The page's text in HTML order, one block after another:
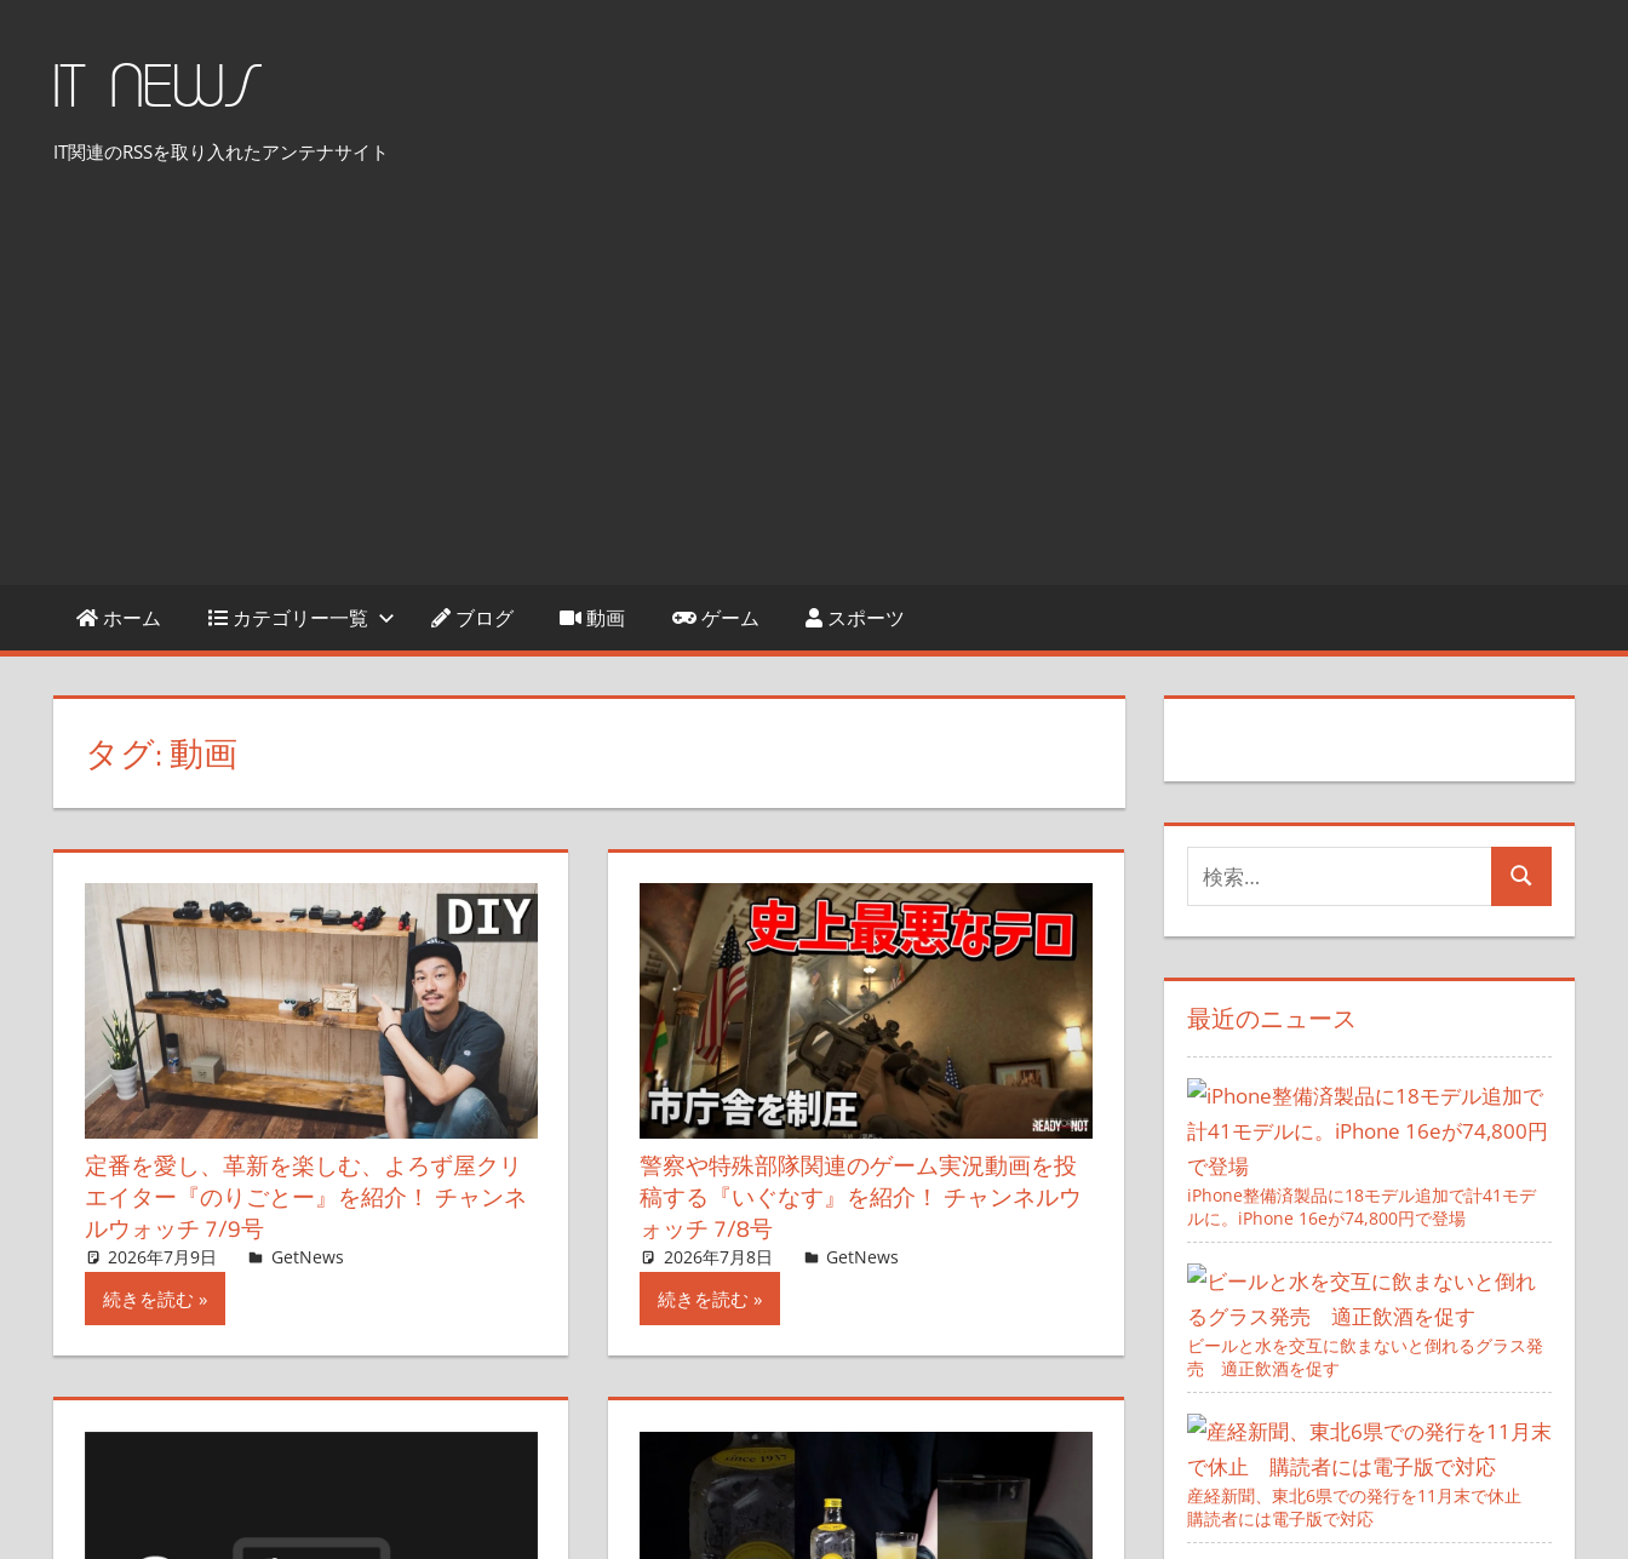
IT NEWS
IT関連のRSSを取り入れたアンテナサイト
ホーム カテゴリー一覧 ブログ 動画 ゲーム スポーツ
タグ:動画
定番を愛し、革新を楽しむ、よろず屋クリ
エイター『のりごとー』を紹介！ チャンネ
ルウォッチ 7/9号
2026年7月9日 ガジェクリ
GetNews
続きを読む
警察や特殊部隊関連のゲーム実況動画を投
稿する『いぐなす』を紹介！ チャンネルウ
ォッチ 7/8号
2026年7月8日 ガジェクリ
GetNews
続きを読む
索
対
検
最近のニュース
iPhone整備済製品に18モデル追加で計41モデ
ルに。iPhone 16eが74,800円で登場
ビールと水を交互に飲まないと倒れるグラス発
売 適正飲酒を促す
産経新聞、東北6県での発行を11月末で休止
購読者には電子版で対応